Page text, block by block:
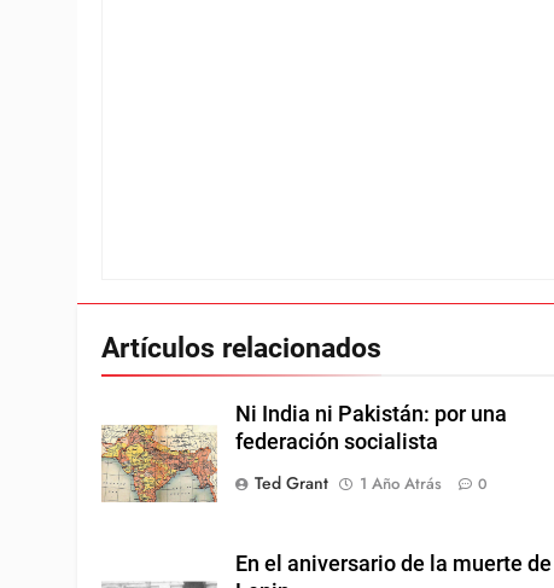
Artículos relacionados
Ni India ni Pakistán: por una
federación socialista
Ted Grant
1 Año Atrás 0
En el aniversario de la muerte de